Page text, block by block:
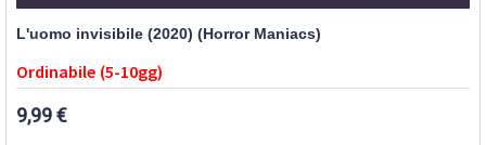
L'uomo invisibile (2020) (Horror Maniacs)
Ordinabile (5-10gg)
9,99 €